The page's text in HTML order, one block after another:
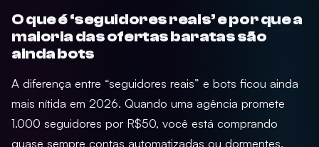
O que é ‘seguidores reais’ e por que a
maioria das ofertas baratas são
ainda bots
A diferença entre “seguidores reais” e bots ficou ainda
mais nítida em 2026. Quando uma agência promete
1.000 seguidores por R$50, você está comprando
quase sempre contas automatizadas ou dormentes.